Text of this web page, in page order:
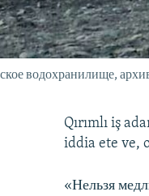
водохранилище,
Qırımlı iş
iddia ete ve,
«Нельзя